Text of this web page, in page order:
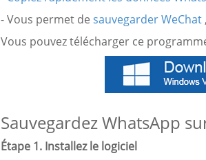
- Vous permet de sauvegarder WeChat
Vous pouvez télécharger ce
Sauvegardez WhatsApp
Étape 1. Installez le logiciel